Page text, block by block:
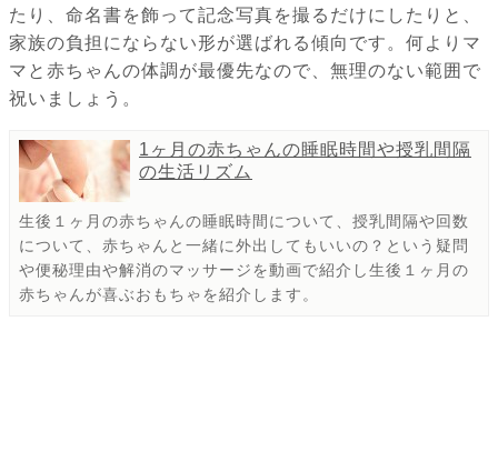
たり、命名書を飾って記念写真を撮るだけにしたりと、
家族の負担にならない形が選ばれる傾向です。何よりマ
マと赤ちゃんの体調が最優先なので、無理のない範囲で
祝いましょう。
1ヶ月の赤ちゃんの睡眠時間や授乳間隔
の生活リズム
生後１ヶ月の赤ちゃんの睡眠時間について、授乳間隔や回数
について、赤ちゃんと一緒に外出してもいいの？という疑問
や便秘理由や解消のマッサージを動画で紹介し生後１ヶ月の
赤ちゃんが喜ぶおもちゃを紹介します。